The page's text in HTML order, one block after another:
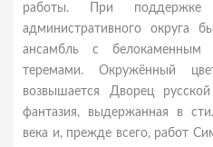
работы. При поддержке
административного округа
ансамбль с
теремами. Окружённый
возвышается Дворец
фантазия, выдержанная в
века и, прежде всего, работ